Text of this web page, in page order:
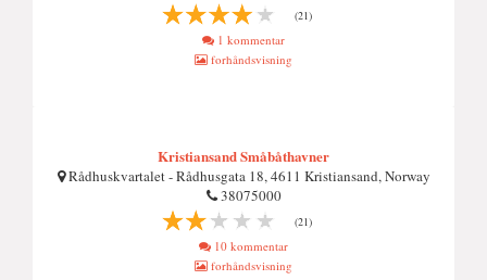
(21)
1 kommentar
forhåndsvisning
Kristiansand Småbåthavner
Rådhuskvartalet - Rådhusgata 18, 4611 Kristiansand, Norway
38075000
(21)
10 kommentar
forhåndsvisning